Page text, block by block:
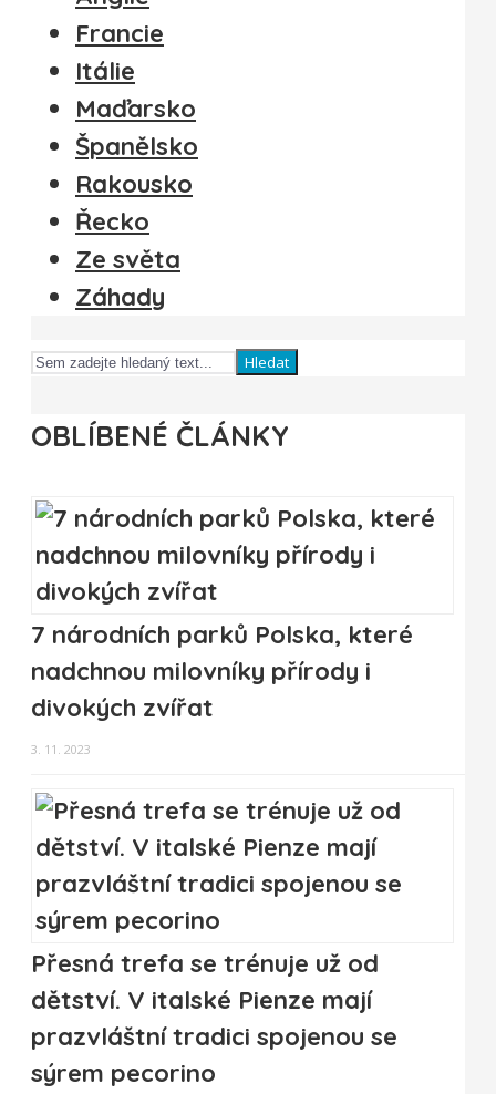
Francie
Itálie
Maďarsko
Španělsko
Rakousko
Řecko
Ze světa
Záhady
Hledat
OBLÍBENÉ ČLÁNKY
7 národních parků Polska, které
nadchnou milovníky přírody i
divokých zvířat
3. 11. 2023
Přesná trefa se trénuje už od
dětství. V italské Pienze mají
prazvláštní tradici spojenou se
sýrem pecorino